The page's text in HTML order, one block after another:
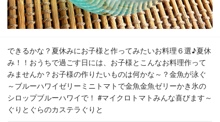
できるかな？夏休みにお子様と作ってみたいお料理６選♪夏休
み！！おうちで過ごす日には、お子様とこんなお料理作って
みませんか？お子様の作りたいものは何かな～？金魚が泳ぐ
～ブルーハワイゼリーミニトマトで金魚金魚ゼリーかき氷の
シロップブルーハワイで！ #マイクロトマトみんな喜びます～
ぐりとぐらのカステラぐりと